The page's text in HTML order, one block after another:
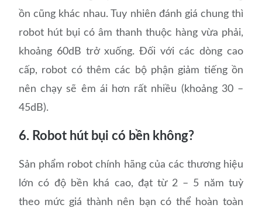
ồn cũng khác nhau. Tuy nhiên đánh giá chung thì
robot hút bụi có âm thanh thuộc hàng vừa phải,
khoảng 60dB trở xuống. Đối với các dòng cao
cấp, robot có thêm các bộ phận giảm tiếng ồn
nên chạy sẽ êm ái hơn rất nhiều (khoảng 30 –
45dB).
6. Robot hút bụi có bền không?
Sản phẩm robot chính hãng của các thương hiệu
lớn có độ bền khá cao, đạt từ 2 – 5 năm tuỳ
theo mức giá thành nên bạn có thể hoàn toàn